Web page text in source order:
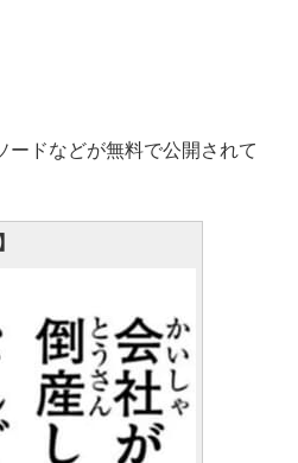
ドなどが無料で公開されて